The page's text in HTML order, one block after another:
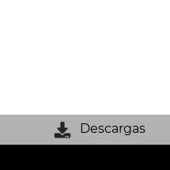
Descargas